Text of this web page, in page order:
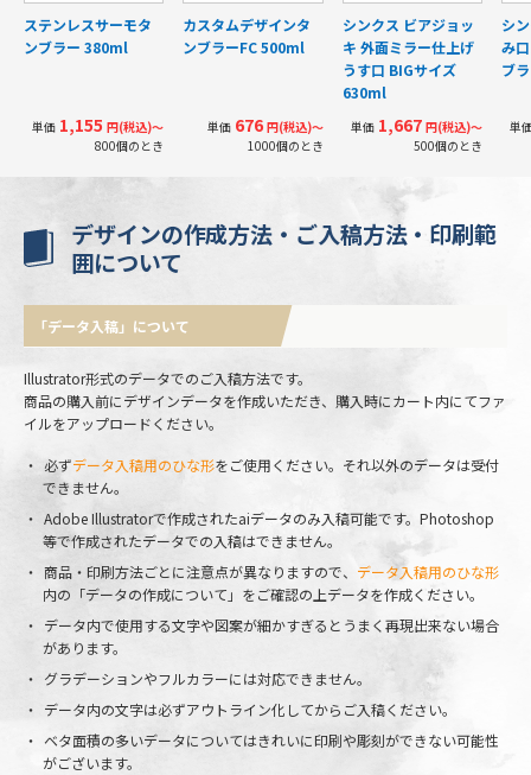
ステンレスサーモタ
ンブラー 380ml
単価 1,155円(税込)〜
800個のとき
カスタムデザインタ
ンブラーFC 500ml
単価676 円(税込)〜
1000個のとき
シンクス ビアジョッ
キ 外面ミラー仕上げ
うす口 BIGサイズ
630ml
単価1,667 円(税込)〜
500個のとき
シ
み
ブ
単
デザインの作成方法・ご入稿方法・印刷範
囲について
「データ入稿」について
Illustrator形式のデータでのご入稿方法です。
商品の購入前にデザインデータを作成いただき、購入時にカート内にてファ
イルをアップロードください。
必ずデータ入稿用のひな形をご使用ください。それ以外のデータは受付
できません。
Adobe Illustratorで作成されたaiデータのみ入稿可能です。Photoshop
等で作成されたデータでの入稿はできません。
商品・印刷方法ごとに注意点が異なりますので、 データ入稿用のひな形
内の「データの作成について」をご確認の上データを作成ください。
データ内で使用する文字や図案が細かすぎるとうまく再現出来ない場合
があります。
グラデーションやフルカラーには対応できません。
データ内の文字は必ずアウトライン化してからご入稿ください。
ベタ面積の多いデータについてはきれいに印刷や彫刻ができない可能性
がございます。